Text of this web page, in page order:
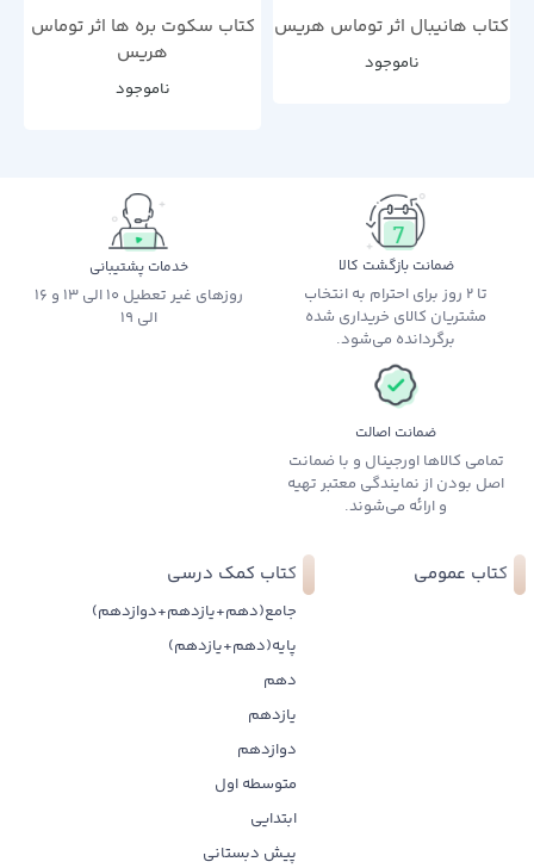
کتاب هانیبال اثر توماس هریس
ناموجود
کتاب سکوت بره ها اثر توماس
هریس
ناموجود
ضمانت بازگشت کالا
تا 2 روز برای احترام به انتخاب
مشتریان کالای خریداری شده
برگردانده می‌شود.
خدمات پشتیبانی
روزهای غیر تعطیل 10 الی 13 و 16
الی 19
ضمانت اصالت
تمامی کالاها اورجینال و با ضمانت
اصل بودن از نمایندگی معتبر تهیه
و ارائه می‌شوند.
کتاب عمومی کتاب کمک درسی
جامع(دهم+یازدهم+دوازدهم)
پایه(دهم+یازدهم)
دهم
یازدهم
دوازدهم
متوسطه اول
ابتدایی
پیش دبستانی